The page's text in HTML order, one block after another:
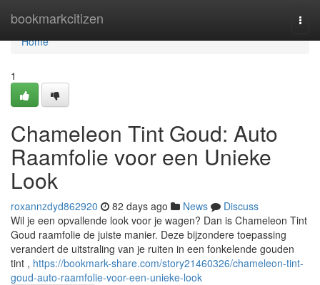
bookmarkcitizen
Home
Home
1
Chameleon Tint Goud: Auto
Raamfolie voor een Unieke
Look
roxannzdyd862920 82 days ago News
Discuss
Wil je een opvallende look voor je wagen? Dan is Chameleon Tint
Goud raamfolie de juiste manier. Deze bijzondere toepassing
verandert de uitstraling van je ruiten in een fonkelende gouden
tint , https://bookmark-share.com/story21460326/chameleon-tint-
goud-auto-raamfolie-voor-een-unieke-look